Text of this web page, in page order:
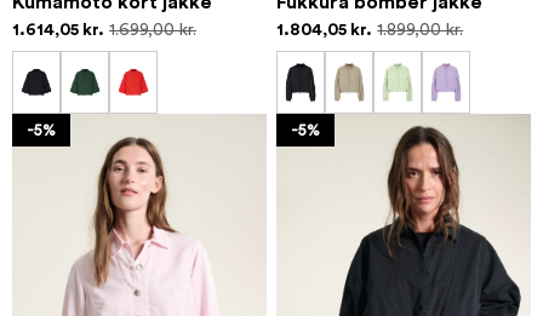
1.614,05 kr. 1.699,00 kr. 1.804,05 kr. 1.899,00 kr.
-5% -5%